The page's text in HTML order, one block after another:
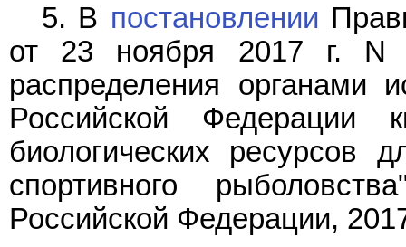
5. В постановлении
от 23 ноября 2017 г. N
распределения органами
Российской Федерации
биологических ресурсов
спортивного
Российской Федерации,